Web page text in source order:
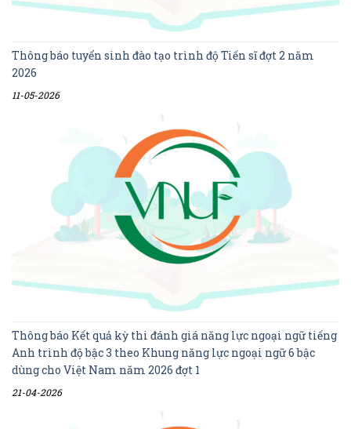
Thông báo tuyển sinh đào tạo trình độ Tiến sĩ đợt 2 năm
2026
11-05-2026
Thông báo Kết quả kỳ thi đánh giá năng lực ngoại ngữ tiếng
Anh trình độ bậc 3 theo Khung năng lực ngoại ngữ 6 bậc
dùng cho Việt Nam năm 2026 đợt 1
21-04-2026